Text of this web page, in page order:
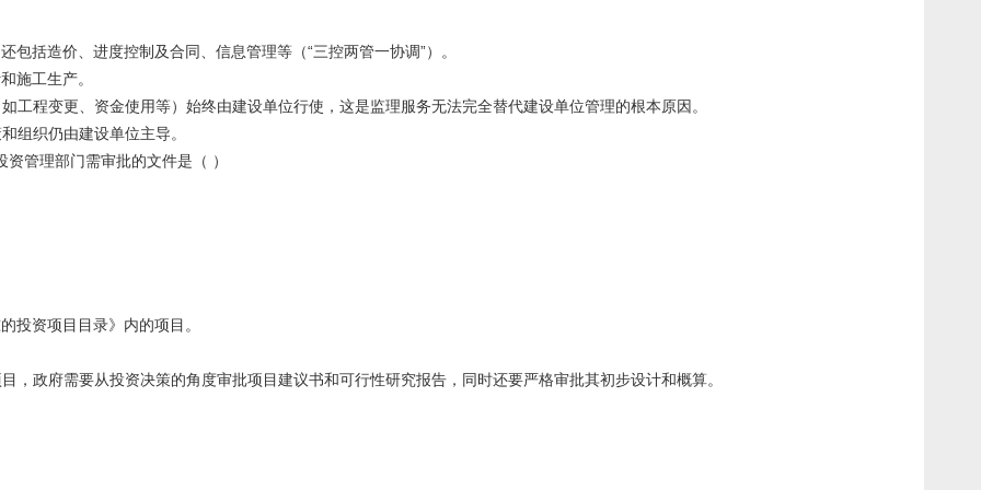
还包括造价、进度控制及合同、信息管理等（“三控两管一协调”）。
计和施工生产。
如工程变更、资金使用等）始终由建设单位行使，这是监理服务无法完全替代建设单位管理的根本原因。
组织仍由建设单位主导。
管理部门需审批的文件是（ ）
准的投资项目目录》内的项目。
，政府需要从投资决策的角度审批项目建议书和可行性研究报告，同时还要严格审批其初步设计和概算。